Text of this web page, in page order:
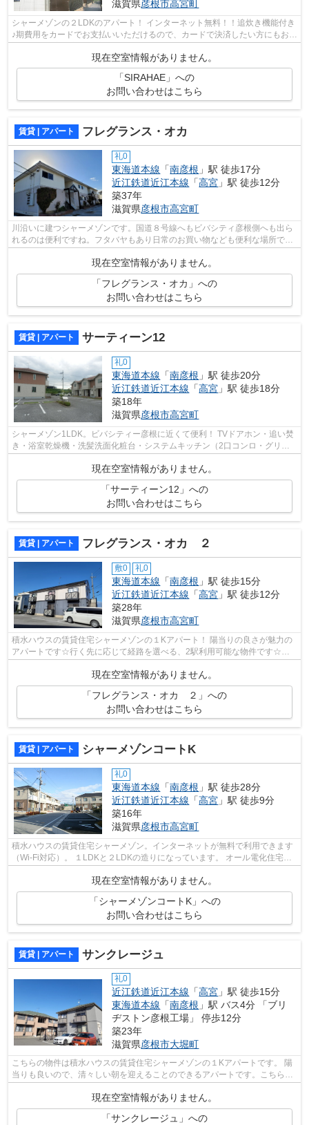
滋賀県彦根市高宮町
シャーメゾンの２LDKのアパート！ インターネット無料！！追炊き機能付き
♪期費用をカードでお支払いいただけるので、カードで決済したい方にもおす
すめです。彦根市の賃貸情報は私ども...
現在空室情報がありません。
「SIRAHAE」への
お問い合わせはこちら
賃貸 | アパート フレグランス・オカ
礼0
東海道本線 「南彦根 」駅 徒歩17分
近江鉄道近江本線 「高宮 」駅 徒歩12分
築37年
滋賀県彦根市高宮町
川沿いに建つシャーメゾンです。国道８号線へもビバシティ彦根側へも出ら
れるのは便利ですね。フタバヤもあり日常のお買い物なども便利な場所で
現在空室情報がありません。
「フレグランス・オカ」への
お問い合わせはこちら
賃貸 | アパート サーティーン12
礼0
東海道本線 「南彦根 」駅 徒歩20分
近江鉄道近江本線 「高宮 」駅 徒歩18分
築18年
滋賀県彦根市高宮町
シャーメゾン1LDK。ビバシティー彦根に近くて便利！ TVドアホン・追い焚
き・浴室乾燥機・洗髪洗面化粧台・システムキッチン（2口コンロ・グリル
現在空室情報がありません。
「サーティーン12」への
お問い合わせはこちら
賃貸 | アパート フレグランス・オカ ２
敷0 礼0
東海道本線 「南彦根 」駅 徒歩15分
近江鉄道近江本線 「高宮 」駅 徒歩12分
築28年
滋賀県彦根市高宮町
積水ハウスの賃貸住宅シャーメゾンの１Kアパート！ 陽当りの良さが魅力の
アパートです☆行く先に応じて経路を選べる、2駅利用可能な物件です☆こ
ちらの物件はインターネットをご利用いた...
現在空室情報がありません。
「フレグランス・オカ ２」への
お問い合わせはこちら
賃貸 | アパート シャーメゾンコートK
礼0
東海道本線 「南彦根 」駅 徒歩28分
近江鉄道近江本線 「高宮 」駅 徒歩9分
築16年
滋賀県彦根市高宮町
積水ハウスの賃貸住宅シャーメゾン。インターネットが無料で利用できます
（Wi-Fi対応）。 １LDKと２LDKの造りになっています。 オール電化住宅。
IHコンロ・浴室乾燥機・モニター付きイ...
現在空室情報がありません。
「シャーメゾンコートK」への
お問い合わせはこちら
賃貸 | アパート サンクレージュ
礼0
近江鉄道近江本線 「高宮 」駅 徒歩15分
東海道本線 「南彦根 」駅 バス4分 「ブリ
ヂストン彦根工場」 停歩12分
築23年
滋賀県彦根市大堀町
こちらの物件は積水ハウスの賃貸住宅シャーメゾンの１Kアパートです。 陽
当りも良いので、清々しい朝を迎えることのできるアパートです。こちらは
現在空室情報がありません。
「サンクレージュ」への